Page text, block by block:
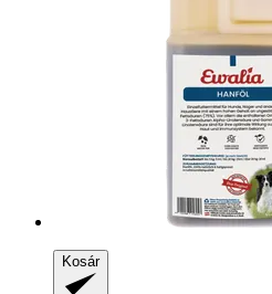
Kosár